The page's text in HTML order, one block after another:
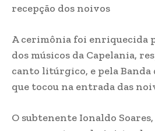
recepção dos noivos
A cerimônia foi enriquecida
dos músicos da Capelania,
canto litúrgico, e pela Banda
que tocou na entrada das
O subtenente Ionaldo